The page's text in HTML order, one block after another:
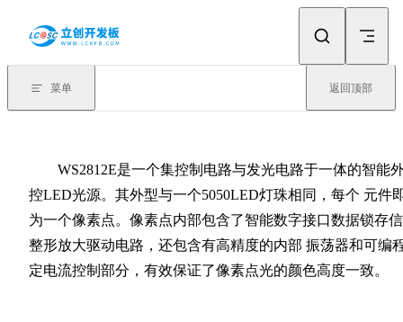
菜单 返回顶部
WS2812E是一个集控制电路与发光电路于一体的智能
控LED光源。其外型与一个5050LED灯珠相同，每个 元件
为一个像素点。像素点内部包含了智能数字接口数据锁存
整形放大驱动电路，还包含有高精度的内部 振荡器和可编
定电流控制部分，有效保证了像素点光的颜色高度一致。